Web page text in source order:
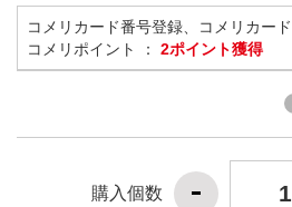
コメリカード番号登録、コメリカー
コメリポイント ： 2ポイント獲得
購入個数